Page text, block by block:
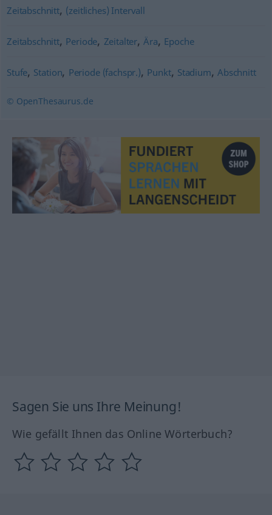
Zeitabschnitt, (zeitliches) Intervall
Zeitabschnitt, Periode, Zeitalter,Ära, Epoche
Stufe, Station, Periode (fachspr.), Punkt, Stadium,Abschnitt
© OpenThesaurus.de
Sagen Sie uns Ihre Meinung!
Wie gefällt Ihnen das Online Wörterbuch?